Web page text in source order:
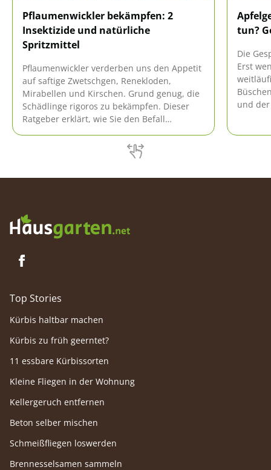
Pflaumenwickler bekämpfen: 2
Insektizide und natürliche
Spritzmittel
Pflaumenwickler verderben uns den Appetit
auf saftige Zwetschgen, Renekloden,
Mirabellen und Kirschen. Grund genug, die
Schädlinge rigoros zu bekämpfen. Dieser
Ratgeber erklärt, wie Sie den Befall
vorgehen. Diese 2 Insektizide und
natürlichen Spritzmittel haben sich im
tun?
Die
Erst
und
Top Stories
Kürbis haltbar machen
Kürbis zu früh geerntet?
11 essbare Kürbissorten
Kleine Fliegen in der Wohnung
Kellergeruch entfernen
Beton selber mischen
Schmeißfliegen loswerden
Brennesselsamen sammeln